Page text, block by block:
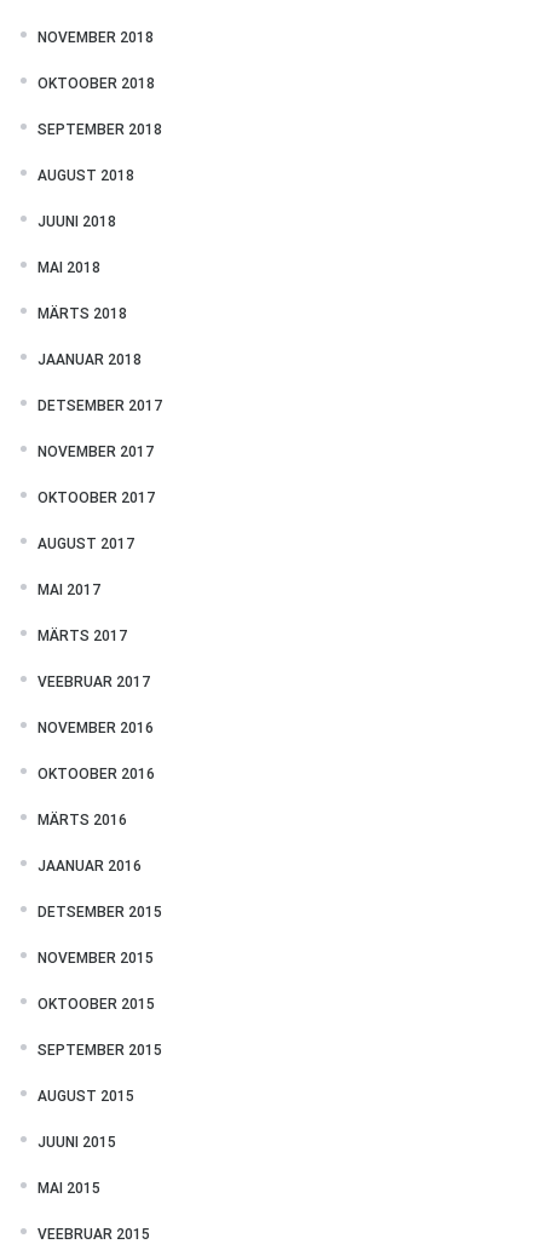
NOVEMBER 2018
OKTOOBER 2018
SEPTEMBER 2018
AUGUST 2018
JUUNI 2018
MAI 2018
MÄRTS 2018
JAANUAR 2018
DETSEMBER 2017
NOVEMBER 2017
OKTOOBER 2017
AUGUST 2017
MAI 2017
MÄRTS 2017
VEEBRUAR 2017
NOVEMBER 2016
OKTOOBER 2016
MÄRTS 2016
JAANUAR 2016
DETSEMBER 2015
NOVEMBER 2015
OKTOOBER 2015
SEPTEMBER 2015
AUGUST 2015
JUUNI 2015
MAI 2015
VEEBRUAR 2015